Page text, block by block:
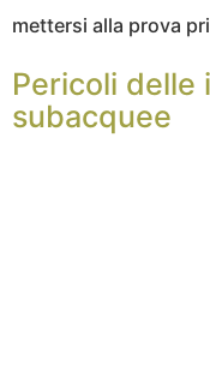
mettersi alla prova
Pericoli delle
subacquee